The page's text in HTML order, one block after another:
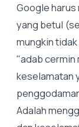
Google
yang betul
mungkin
"adab cermin
keselamatan
Adalah